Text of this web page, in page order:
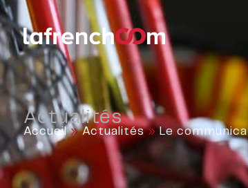
Actualités
Accueil»Actualités»Le